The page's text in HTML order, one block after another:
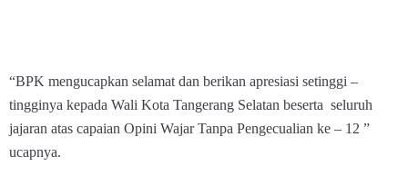
“BPK mengucapkan selamat dan berikan apresiasi setinggi –
tingginya kepada Wali Kota Tangerang Selatan beserta seluruh
jajaran atas capaian Opini Wajar Tanpa Pengecualian ke – 12 ”
ucapnya.